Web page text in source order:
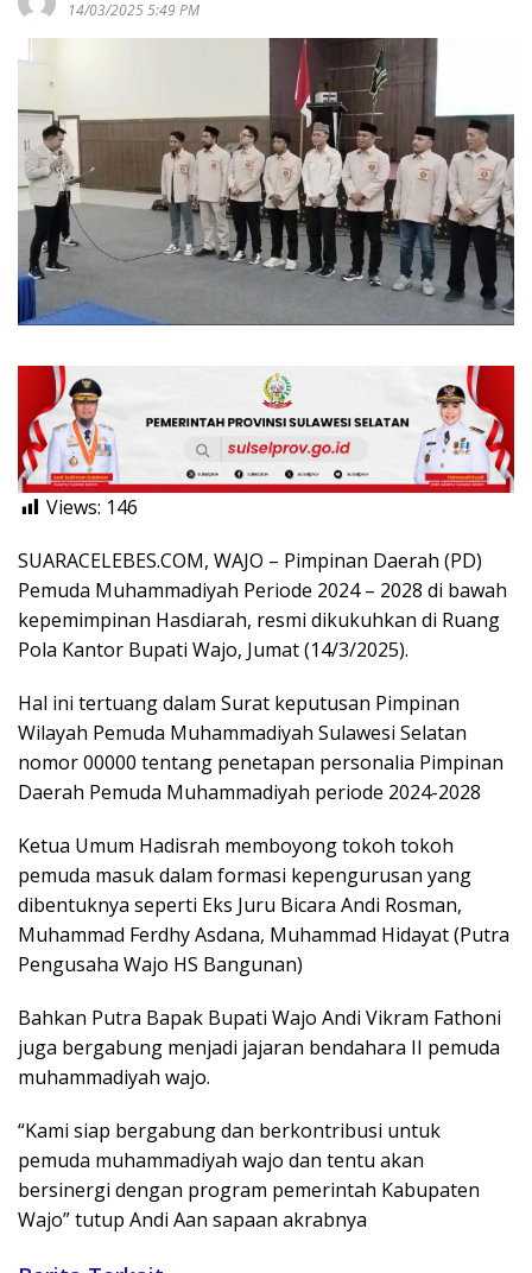
14/03/2025 5:49 PM
Views: 146
SUARACELEBES.COM, WAJO – Pimpinan Daerah (PD)
Pemuda Muhammadiyah Periode 2024 – 2028 di bawah
kepemimpinan Hasdiarah, resmi dikukuhkan di Ruang
Pola Kantor Bupati Wajo, Jumat (14/3/2025).
Hal ini tertuang dalam Surat keputusan Pimpinan
Wilayah Pemuda Muhammadiyah Sulawesi Selatan
nomor 00000 tentang penetapan personalia Pimpinan
Daerah Pemuda Muhammadiyah periode 2024-2028
Ketua Umum Hadisrah memboyong tokoh tokoh
pemuda masuk dalam formasi kepengurusan yang
dibentuknya seperti Eks Juru Bicara Andi Rosman,
Muhammad Ferdhy Asdana, Muhammad Hidayat (Putra
Pengusaha Wajo HS Bangunan)
Bahkan Putra Bapak Bupati Wajo Andi Vikram Fathoni
juga bergabung menjadi jajaran bendahara II pemuda
muhammadiyah wajo.
“Kami siap bergabung dan berkontribusi untuk
pemuda muhammadiyah wajo dan tentu akan
bersinergi dengan program pemerintah Kabupaten
Wajo” tutup Andi Aan sapaan akrabnya